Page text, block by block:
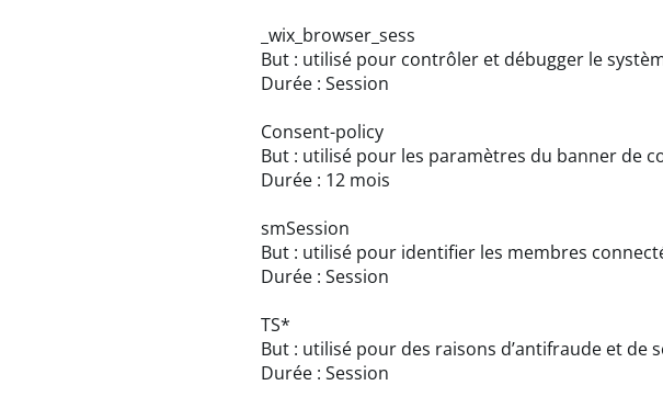
_wix_browser_sess
But : utilisé pour contrôler et débugger le
Durée : Session
Consent-policy
But : utilisé pour les paramètres du banner de
Durée : 12 mois
smSession
But : utilisé pour identifier les membres
Durée : Session
TS*
But : utilisé pour des raisons d’antifraude et de
Durée : Session